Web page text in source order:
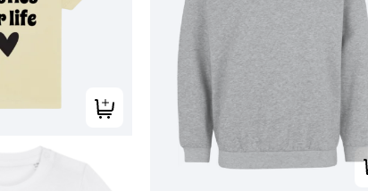
Tilføj til kurv